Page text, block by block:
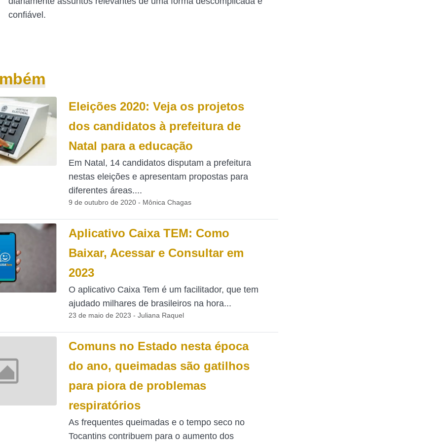
confiável.
Eleições 2020: Veja os projetos
dos candidatos à prefeitura de
Natal para a educação
Em Natal, 14 candidatos disputam a prefeitura
nestas eleições e apresentam propostas para
diferentes áreas....
9 de outubro de 2020 - Mônica Chagas
Aplicativo Caixa TEM: Como
Baixar, Acessar e Consultar em
2023
O aplicativo Caixa Tem é um facilitador, que tem
ajudado milhares de brasileiros na hora...
23 de maio de 2023 - Juliana Raquel
Comuns no Estado nesta época
do ano, queimadas são gatilhos
para piora de problemas
respiratórios
As frequentes queimadas e o tempo seco no
Tocantins contribuem para o aumento dos